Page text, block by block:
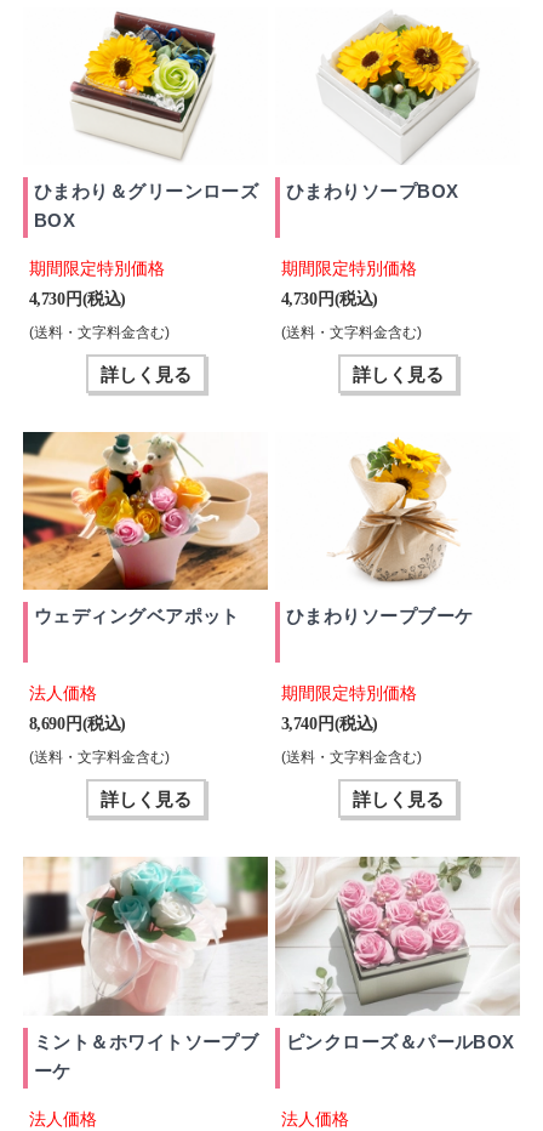
ひまわり＆グリーンローズ
BOX
期間限定特別価格
4,730 円(税込)
(送料・文字料金含む)
詳しく見る
ひまわりソープBOX
期間限定特別価格
4,730 円(税込)
(送料・文字料金含む)
詳しく見る
ウェディングベアポット
法人価格
8,690 円(税込)
(送料・文字料金含む)
詳しく見る
ひまわりソープブーケ
期間限定特別価格
3,740 円(税込)
(送料・文字料金含む)
詳しく見る
ミント＆ホワイトソープブ
ーケ
法人価格
ピンクローズ＆パールBOX
法人価格